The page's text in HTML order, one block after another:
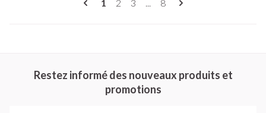
1 2 3 ... 8
Restez informé des nouveaux produits et
promotions